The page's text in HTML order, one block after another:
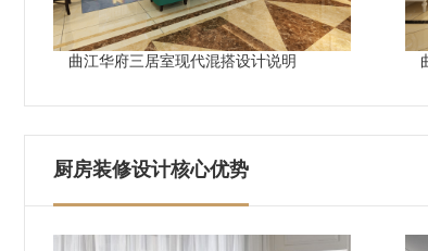
曲江华府三居室现代混搭设计说明
厨房装修设计核心优势